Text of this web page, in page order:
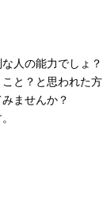
人の能力でしょ？
と？と思われた方
ませんか？